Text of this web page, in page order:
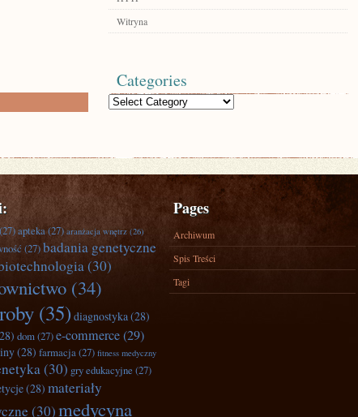
Witryna
Categories
Categories
apteka(27) aranżacja wnętrz (26)
(27)badania genetyczne
(30)
(34)
(35) diagnostyka(28)
dom(27)e-commerce(29)
(28) farmacja(27) fitness medyczny
(30) gry edukacyjne (27)
(28) materiały
(30)medycyna
Pages
Archiwum
Spis Treści
Tagi